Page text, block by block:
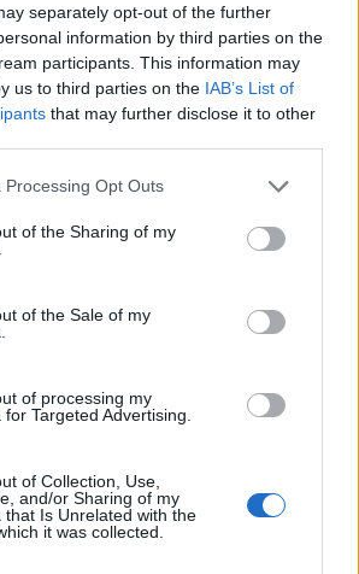
separately opt-out of the further
information by third parties on the
participants. This information may
us to third parties on the IAB’s List of
that may further disclose it to other
Processing Opt Outs
of the Sharing of my
of the Sale of my
of processing my
Targeted Advertising.
of Collection, Use,
and/or Sharing of my
that Is Unrelated with the
it was collected.
tájékoztató
tájékoztató
szabályzat
archívuma
archívuma